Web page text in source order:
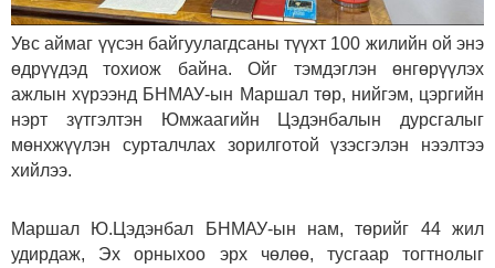
Увс аймаг үүсэн байгуулагдсаны түүхт 100 жилийн ой энэ
өдрүүдэд тохиож байна. Ойг тэмдэглэн өнгөрүүлэх
ажлын хүрээнд БНМАУ-ын Маршал төр, нийгэм, цэргийн
нэрт зүтгэлтэн Юмжаагийн Цэдэнбалын дурсгалыг
мөнхжүүлэн сурталчлах зорилготой үзэсгэлэн нээлтээ
хийлээ.
Маршал Ю.Цэдэнбал БНМАУ-ын нам, төрийг 44 жил
удирдаж, Эх орныхоо эрх чөлөө, тусгаар тогтнолыг